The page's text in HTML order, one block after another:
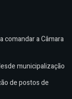
comandar a Câmara
municipalização
de postos de